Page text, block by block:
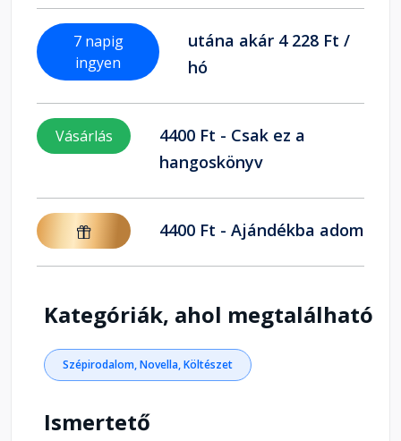
7 napig
ingyen
utána akár 4 228 Ft /
hó
Vásárlás
4400 Ft - Csak ez a
hangoskönyv
4400 Ft - Ajándékba adom
Kategóriák, ahol megtalálható
Szépirodalom, Novella, Költészet
Ismertető